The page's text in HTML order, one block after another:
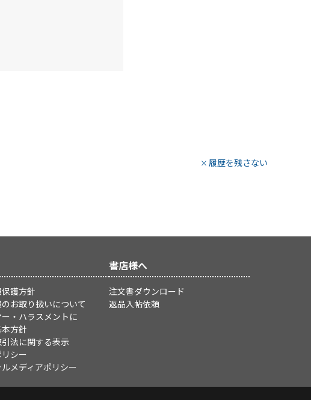
履歴を残さない
護方針
お取り扱いについて
・ハラスメントに
方針
法に関する表示
シー
メディアポリシー
書店様へ
注文書ダウンロード
返品入帖依頼